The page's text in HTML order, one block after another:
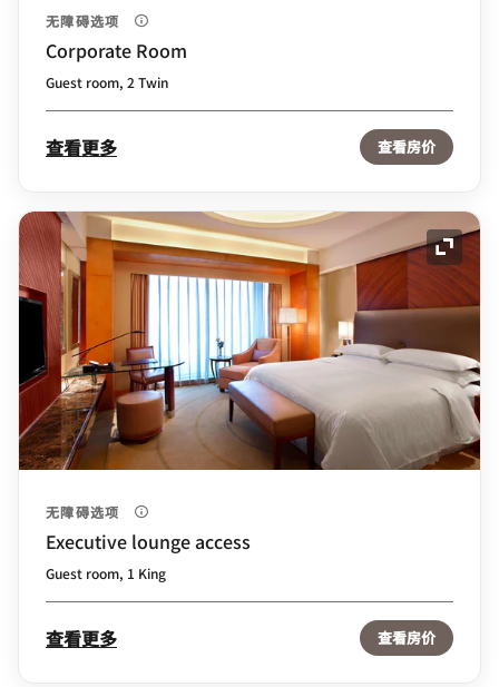
无障碍选项
Corporate Room
Guest room, 2 Twin
查看更多 查看房价
展开
无障碍选项
Executive lounge access
Guest room, 1 King
查看更多 查看房价